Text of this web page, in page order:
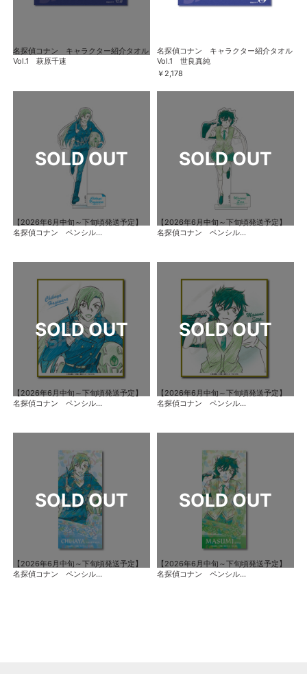
名探偵コナン キャラクター紹介タオル
Vol.1 萩原千速
名探偵コナン キャラクター紹介タオル
Vol.1 世良真純
￥2,178
【2026年6月中旬～下旬頃発送予定】
名探偵コナン ペンシル...
【2026年6月中旬～下旬頃発送予定】
名探偵コナン ペンシル...
【2026年6月中旬～下旬頃発送予定】
名探偵コナン ペンシル...
【2026年6月中旬～下旬頃発送予定】
名探偵コナン ペンシル...
【2026年6月中旬～下旬頃発送予定】
名探偵コナン ペンシル...
【2026年6月中旬～下旬頃発送予定】
名探偵コナン ペンシル...